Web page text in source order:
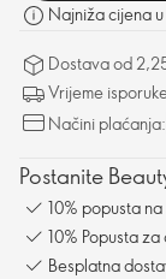
Najniža cijena
Dostava od
Vrijeme
Načini plaćanja:
Postanite
10% popusta
10% Popusta
Besplatna